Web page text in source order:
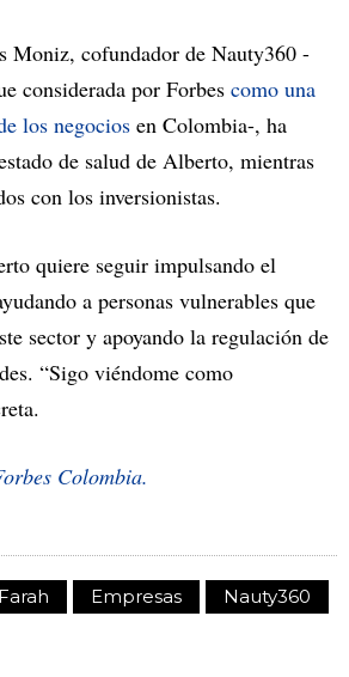
Moniz, cofundador de Nauty360 -
considerada por Forbes como una
los negocios en Colombia-, ha
de salud de Alberto, mientras
con los inversionistas.
quiere seguir impulsando el
a personas vulnerables que
sector y apoyando la regulación de
“Sigo viéndome como
Colombia.
Empresas
Nauty360